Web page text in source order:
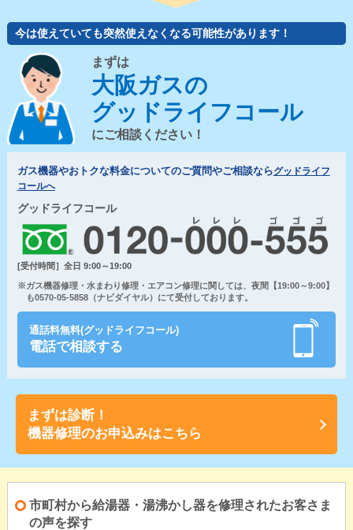
今は使えていても突然使えなくなる可能性があります！
まずは
大阪ガスの
グッドライフコール
にご相談ください！
ガス機器やおトクな料金についてのご質問やご相談ならグッドライフ
コールへ
グッドライフコール
[受付時間］全日 9:00～19:00
※ガス機器修理・水まわり修理・エアコン修理に関しては、夜間【19:00～9:00】
も0570-05-5858（ナビダイヤル）にて受付しております。
通話料無料(グッドライフコール)
電話で相談する
まずは診断！
機器修理のお申込みはこちら
市町村から給湯器・湯沸かし器を修理されたお客さま
の声を探す